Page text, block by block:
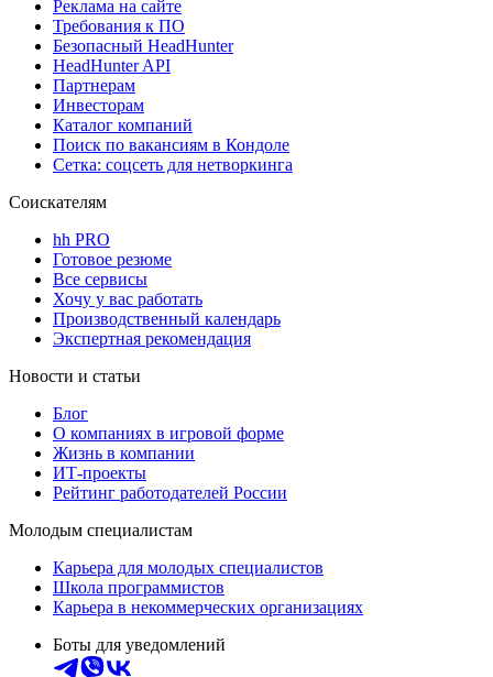
Реклама на сайте
Требования к ПО
Безопасный HeadHunter
HeadHunter API
Партнерам
Инвесторам
Каталог компаний
Поиск по вакансиям в Кондоле
Сетка: соцсеть для нетворкинга
Соискателям
hh PRO
Готовое резюме
Все сервисы
Хочу у вас работать
Производственный календарь
Экспертная рекомендация
Новости и статьи
Блог
О компаниях в игровой форме
Жизнь в компании
ИТ-проекты
Рейтинг работодателей России
Молодым специалистам
Карьера для молодых специалистов
Школа программистов
Карьера в некоммерческих организациях
Боты для уведомлений